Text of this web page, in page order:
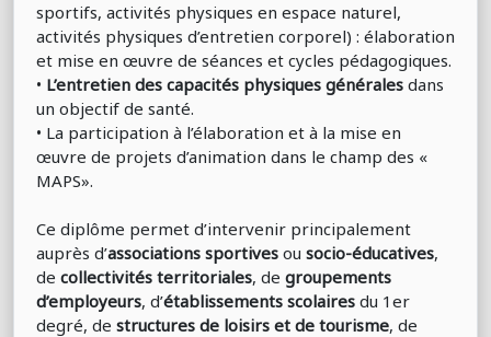
sportifs, activités physiques en espace naturel,
activités physiques d’entretien corporel) : élaboration
et mise en œuvre de séances et cycles pédagogiques.
• L’entretien des capacités physiques générales dans
un objectif de santé.
• La participation à l’élaboration et à la mise en
œuvre de projets d’animation dans le champ des «
MAPS».
Ce diplôme permet d’intervenir principalement
auprès d’associations sportives ou socio-éducatives,
de collectivités territoriales, de groupements
d’employeurs, d’établissements scolaires du 1er
degré, de structures de loisirs et de tourisme, de